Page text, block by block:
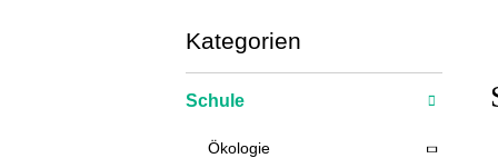
Kategorien
Schule
Ökologie